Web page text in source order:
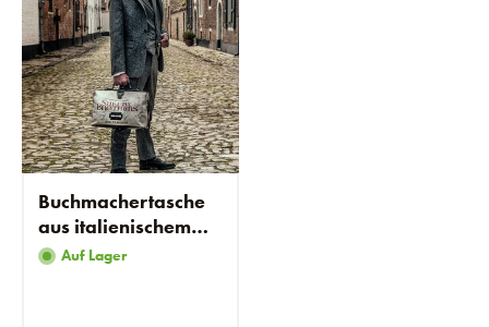
Buchmachertasche
aus italienischem
LederAuf Lager